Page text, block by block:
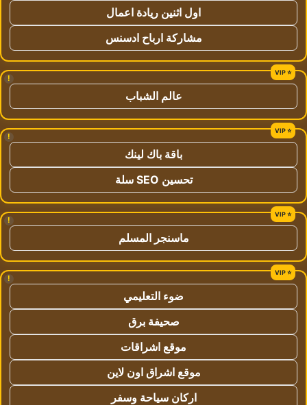
اول اثنين ريادة اعمال
مشاركة ارباح ادسنس
!
عالم الشباب
!
باقة باك لينك
تحسين SEO سلة
!
ماسنجر المسلم
!
ضوء التعليمي
صحيفة برق
موقع اشراقات
موقع اشراق اون لاين
اركان سياحة وسفر